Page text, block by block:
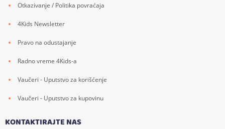
Otkazivanje / Politika povraćaja
4Kids Newsletter
Pravo na odustajanje
Radno vreme 4Kids-a
Vaučeri - Uputstvo za korišćenje
Vaučeri - Uputstvo za kupovinu
KONTAKTIRAJTE NAS